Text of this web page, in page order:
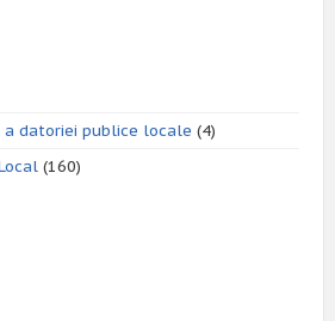
datoriei publice locale (4)
(160)